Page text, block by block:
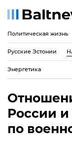
Политическая жизнь
Русские Эстонии
Энергетика
России и
по